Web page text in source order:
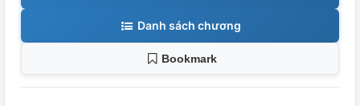
Danh sách chương
Bookmark